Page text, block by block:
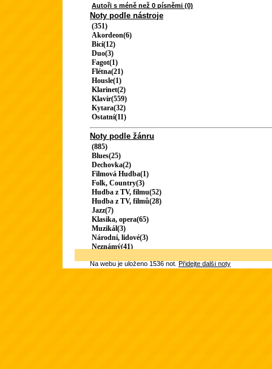
Autoři s méně než 0 písněmi (0)
Noty podle nástroje
(351)
Akordeon(6)
Bicí(12)
Duo(3)
Fagot(1)
Flétna(21)
Housle(1)
Klarinet(2)
Klavír(559)
Kytara(32)
Ostatní(11)
Noty podle žánru
(885)
Blues(25)
Dechovka(2)
Filmová Hudba(1)
Folk, Country(3)
Hudba z TV, filmu(52)
Hudba z TV, filmů(28)
Jazz(7)
Klasika, opera(65)
Muzikál(3)
Národní, lidové(3)
Neznámý(41)
Na webu je uloženo 1536 not.Přidejte další noty